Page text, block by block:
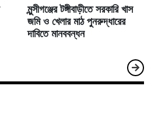
মুন্সীগঞ্জের টঙ্গীবাড়ীতে সরকারি খাস
জমি ও খেলার মাঠ পুনরুদ্ধারের
দাবিতে মানববন্ধন